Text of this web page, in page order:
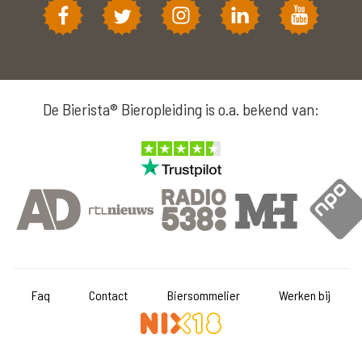
De Bierista® Bieropleiding is o.a. bekend van:
Faq Contact Biersommelier Werken bij